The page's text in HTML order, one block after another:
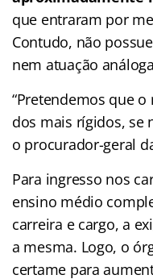
que entraram por
Contudo, não
nem atuação
“Pretendemos que
dos mais rígidos, se
o procurador-geral
Para ingresso nos
ensino médio
carreira e cargo, a
a mesma. Logo, o
certame para